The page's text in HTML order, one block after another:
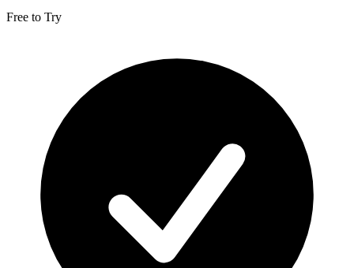
Free to Try